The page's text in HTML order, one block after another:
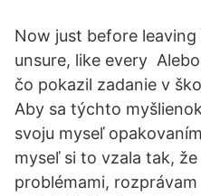
Now just before
unsure, like every
čo pokazil zadanie v
Aby sa týchto
svoju myseľ
myseľ si to vzala tak,
problémami,